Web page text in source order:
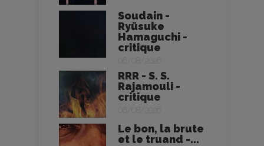
Soudain -
Ryūsuke
Hamaguchi -
critique
06/08/2026
RRR - S. S.
Rajamouli -
critique
06/08/2026
Le bon, la brute
et le truand -...